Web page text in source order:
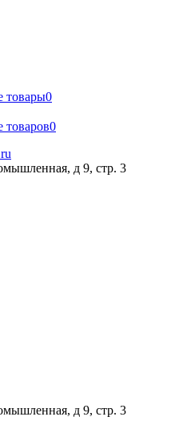
товары0
товаров0
д 9, стр. 3
д 9, стр. 3